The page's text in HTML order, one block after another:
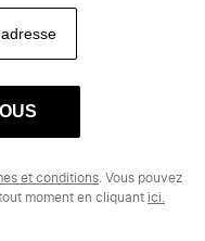
et conditions . Vous pouvez
moment en cliquant ici.